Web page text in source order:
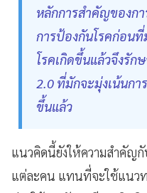
หลักการสำคัญของก
การป้องกันโรคก่อน
โรคเกิดขึ้นแล้วจึงรัก
2.0 ที่มักจะมุ่งเน้นกา
ขึ้นแล้ว
แนวคิดนี้ยังให้ความสำคัญกั
แต่ละคน แทนที่จะใช้แนว